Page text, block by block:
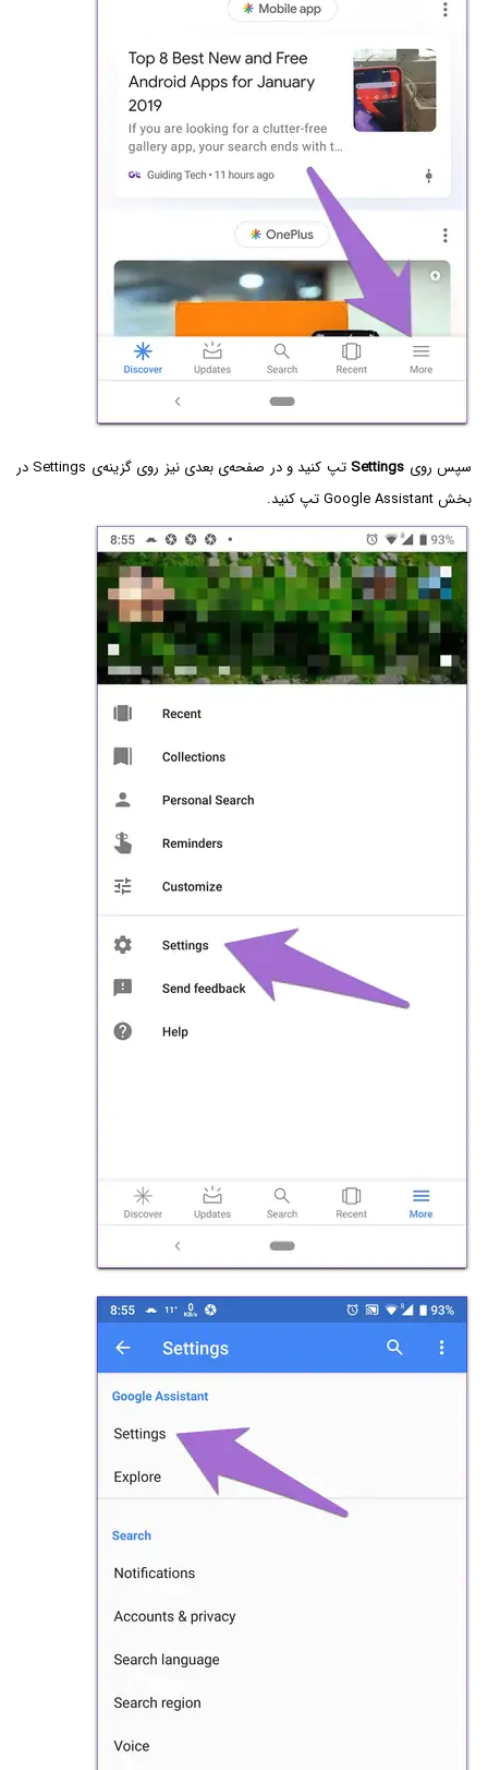
سپس روی Settings
تپ کنید و در صفحه‌ی بعدی نیز روی گزینه‌ی Settings در
بخش Google Assistant تپ کنید.